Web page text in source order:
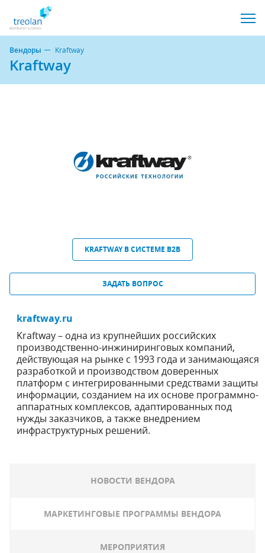
Вендоры Kraftway
Kraftway
KRAFTWAY В СИСТЕМЕ B2B
ЗАДАТЬ ВОПРОС
kraftway.ru
Kraftway – одна из крупнейших российских
производственно-инжиниринговых компаний,
действующая на рынке с 1993 года и занимающаяся
разработкой и производством доверенных
платформ с интегрированными средствами защиты
информации, созданием на их основе программно-
аппаратных комплексов, адаптированных под
нужды заказчиков, а также внедрением
инфраструктурных решений.
НОВОСТИ ВЕНДОРА
МАРКЕТИНГОВЫЕ ПРОГРАММЫ ВЕНДОРА
МЕРОПРИЯТИЯ